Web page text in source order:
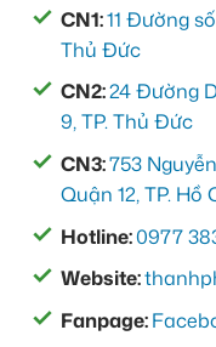
CN1:11 Đường
Thủ Đức
CN2:24 Đường
9, TP. Thủ Đức
CN3:753
Quận 12, TP. Hồ
Hotline:0977
Website:
Fanpage: